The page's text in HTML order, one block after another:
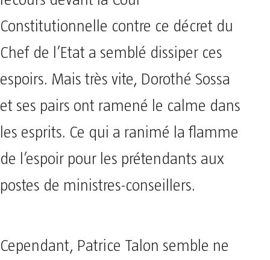
Constitutionnelle contre ce décret du
Chef de l’Etat a semblé dissiper ces
espoirs. Mais très vite, Dorothé Sossa
et ses pairs ont ramené le calme dans
les esprits. Ce qui a ranimé la flamme
de l’espoir pour les prétendants aux
postes de ministres-conseillers.
Cependant, Patrice Talon semble ne